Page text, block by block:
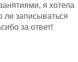
я хотела
ли записываться
за ответ!